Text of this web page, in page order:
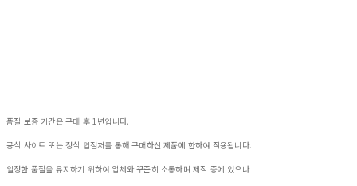
품질 보증 기간은 구매 후 1년입니다.
공식 사이트 또는 정식 입점처를 통해 구매하신 제품에 한하여 적용됩니다.
일정한 품질을 유지하기 위하여 업체와 꾸준히 소통하며 제작 중에 있으나